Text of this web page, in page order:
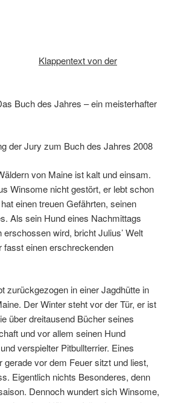
in seiner Nähe gefallen ist, zu nahe.
entdeckt er, dass Hobbes
mit ungeahnter Wucht. Er denkt an
sie bei seiner Geburt starb, den Vater,
beibrachte und jetzt auch schon
mehr da ist, an Claire, die einzige Frau
ihn einen Sommer lang liebte und
Und jetzt Hobbes, sein letzter
Tag holt er das Gewehr
der Scheune und zieht los, um
Er macht Jagd auf die Jäger. Und
wir diesen einsamen,
werden seine Komplizen in Eis und
Klappentext von der
awards and recipient of four